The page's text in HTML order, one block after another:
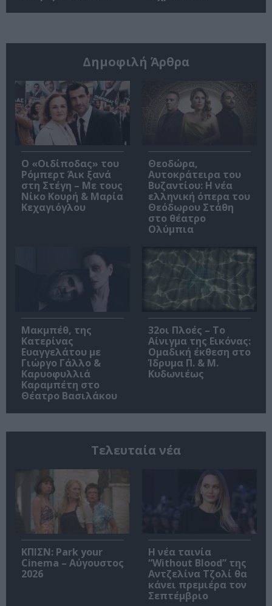
Δημοφιλή Άρθρα
O «Οιδίποδας» του
Ρόμπερτ Άικ ξανά
στη Στέγη – Με τους
Νίκο Κουρή & Μαρία
Κεχαγιόγλου
Θεοδώρα,
Αυτοκράτειρα του
Βυζαντίου: Η νέα
ελληνική όπερα του
Θεόδωρου Στάθη
στο θέατρο
Ολύμπια
Μακμπέθ, της
Κατερίνας
Ευαγγελάτου με
Γιώργο Γάλλο &
Καρυοφυλλιά
Καραμπέτη στο
Θέατρο Βασιλάκου
32οι Πλοές – Το
Αίνιγμα της Εικόνας:
Ομαδική έκθεση στο
Ίδρυμα Π. & Μ.
Κυδωνιέως
Τελευταία νέα
ΚΠΙΣΝ: Park your
Cinema – Αύγουστος
2026
Η νέα ταινία
“Without Blood” της
Αντζελίνα Τζολί θα
κάνει πρεμιέρα τον
Σεπτέμβριο